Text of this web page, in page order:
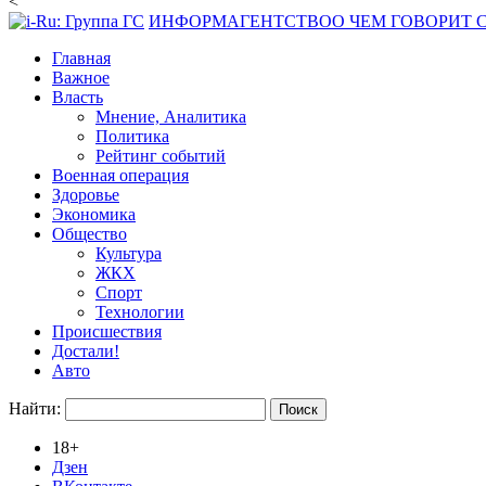
ИНФОРМАГЕНТСТВОО ЧЕМ ГОВОРИТ
Главная
Важное
Власть
Мнение, Аналитика
Политика
Рейтинг событий
Военная операция
Здоровье
Экономика
Общество
Культура
ЖКХ
Спорт
Технологии
Происшествия
Достали!
Авто
Найти:
18+
Дзен